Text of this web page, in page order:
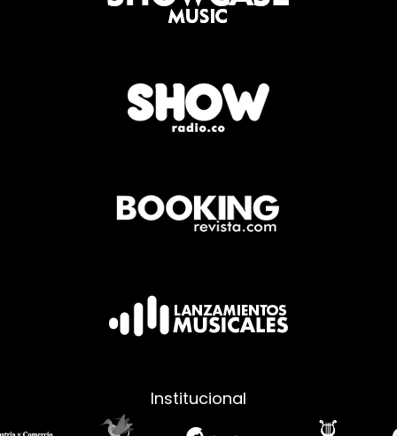
Institucional